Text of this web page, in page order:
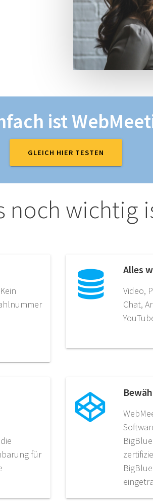
ist
GLEICH HIER TESTEN
noch wichtig
Alles
Video,
Chat,
für